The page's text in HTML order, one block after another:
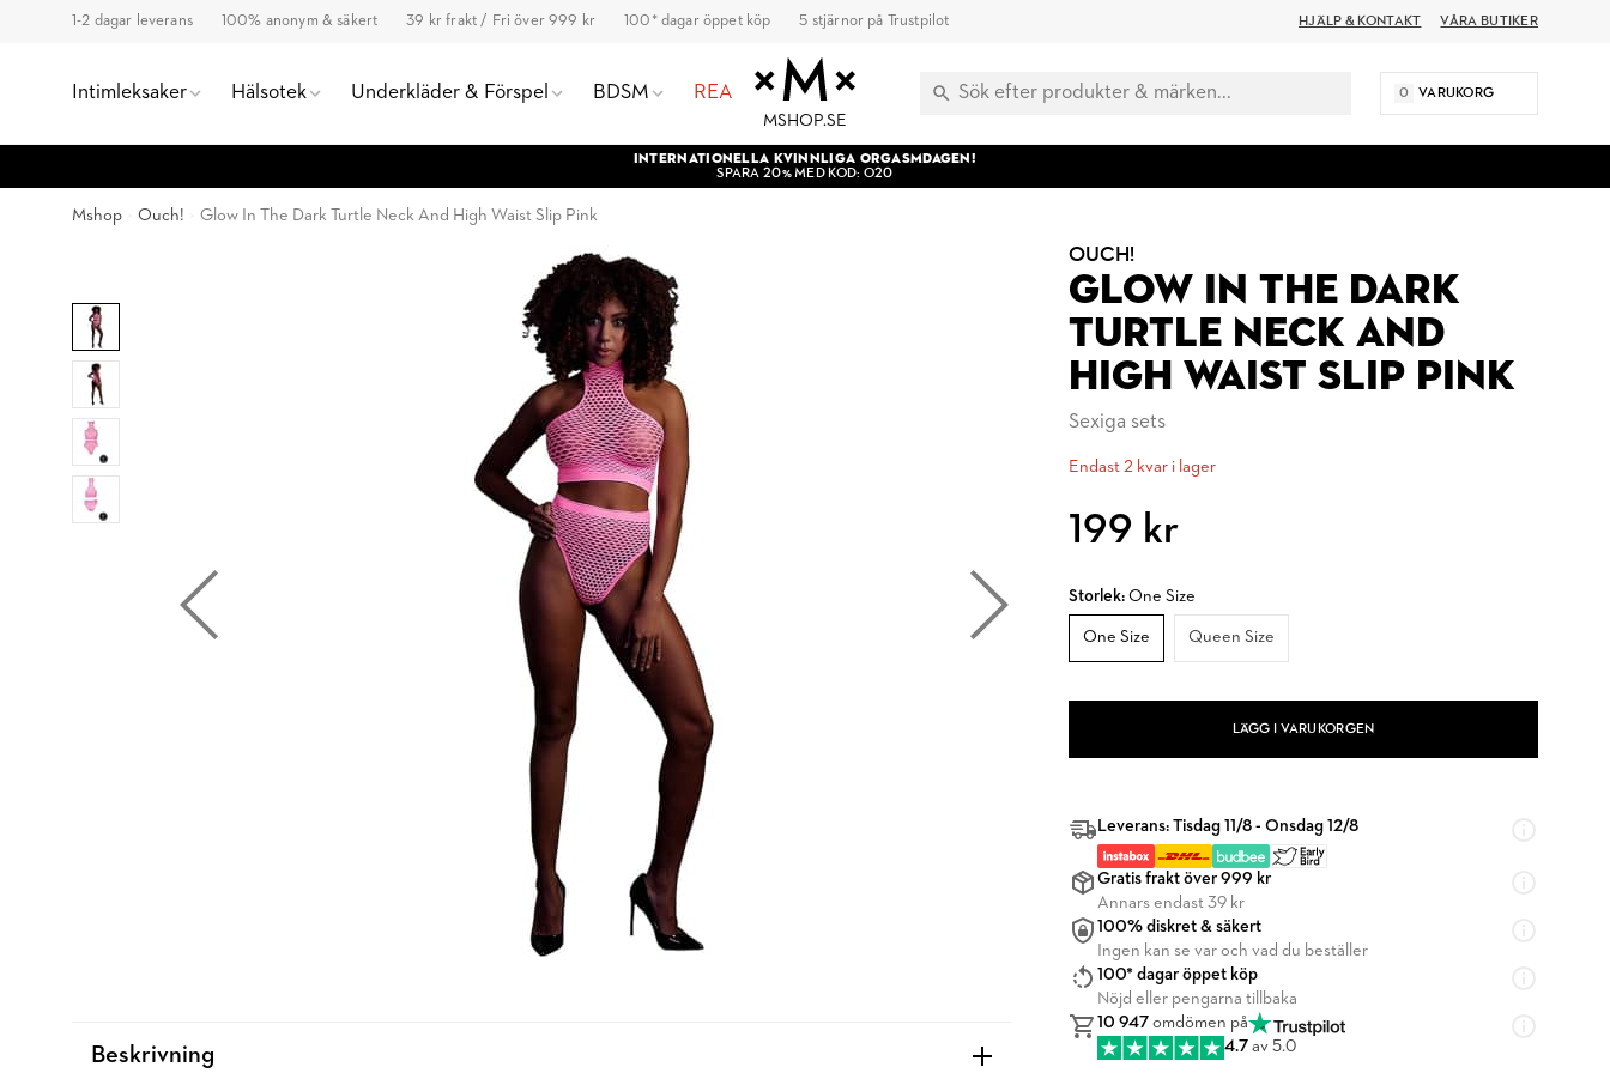
1-2 dagar leverans 100% anonym & säkert 39 kr frakt / Fri över 999 kr 100* dagar öppet köp 5 stjärnor på Trustpilot HJÄLP & KONTAKT VÅRA BUTIKER
Intimleksaker Hälsotek Underkläder & Förspel BDSM REA
MSHOP.SE
0 VARUKORG
INTERNATIONELLA KVINNLIGA ORGASMDAGEN!
SPARA 20% MED KOD: O20
Mshop Ouch! Glow In The Dark Turtle Neck And High Waist Slip Pink
OUCH!
GLOW IN THE DARK
TURTLE NECK AND
HIGH WAIST SLIP PINK
Sexiga sets
Endast 2 kvar i lager
199 kr
Storlek: One Size
One Size Queen Size
LÄGG I VARUKORGEN
Leverans: Tisdag 11/8 - Onsdag 12/8
Gratis frakt över 999 kr
Annars endast 39 kr
100% diskret & säkert
Ingen kan se var och vad du beställer
100* dagar öppet köp
Nöjd eller pengarna tillbaka
10 947 omdömen på
4.7 av 5.0
Beskrivning